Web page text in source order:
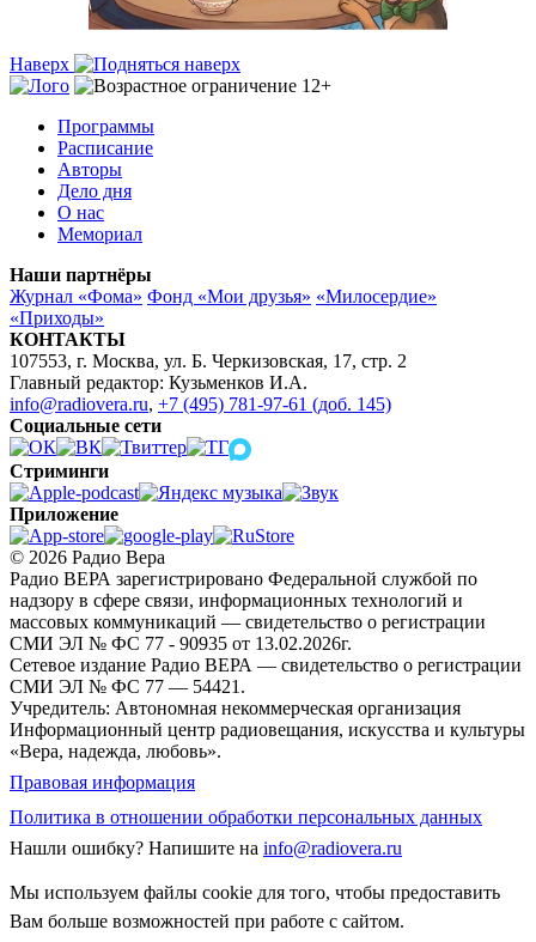
Наверх
Программы
Расписание
Авторы
Дело дня
О нас
Мемориал
Наши партнёры
Журнал «Фома» Фонд «Мои друзья» «Милосердие»
«Приходы»
КОНТАКТЫ
107553, г. Москва, ул. Б. Черкизовская, 17, стр. 2
Главный редактор: Кузьменков И.А.
info@radiovera.ru, +7 (495) 781-97-61 (доб. 145)
Социальные сети
Стриминги
Приложение
© 2026 Радио Вера
Радио ВЕРА зарегистрировано Федеральной службой по
надзору в сфере связи, информационных технологий и
массовых коммуникаций — свидетельство о регистрации
СМИ ЭЛ № ФС 77 - 90935 от 13.02.2026г.
Сетевое издание Радио ВЕРА — свидетельство о регистрации
СМИ ЭЛ № ФС 77 — 54421.
Учредитель: Автономная некоммерческая организация
Информационный центр радиовещания, искусства и культуры
«Вера, надежда, любовь».
Правовая информация
Политика в отношении обработки персональных данных
Нашли ошибку? Напишите на info@radiovera.ru
Мы используем файлы cookie для того, чтобы предоставить
Вам больше возможностей при работе с сайтом.